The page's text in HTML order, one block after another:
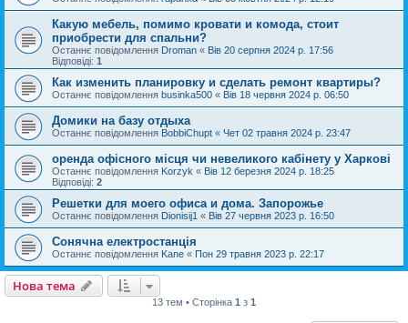
Какую мебель, помимо кровати и комода, стоит
приобрести для спальни?
Останнє повідомлення Droman « Вів 20 серпня 2024 р. 17:56
Відповіді: 1
Как изменить планировку и сделать ремонт квартиры?
Останнє повідомлення businka500 « Вів 18 червня 2024 р. 06:50
Домики на базу отдыха
Останнє повідомлення BobbiChupt « Чет 02 травня 2024 р. 23:47
оренда офісного місця чи невеликого кабінету у Харкові
Останнє повідомлення Korzyk « Вів 12 березня 2024 р. 18:25
Відповіді: 2
Решетки для моего офиса и дома. Запорожье
Останнє повідомлення Dionisij1 « Вів 27 червня 2023 р. 16:50
Сонячна електростанція
Останнє повідомлення Kane « Пон 29 травня 2023 р. 22:17
Нова тема
13 тем • Сторінка 1 з 1